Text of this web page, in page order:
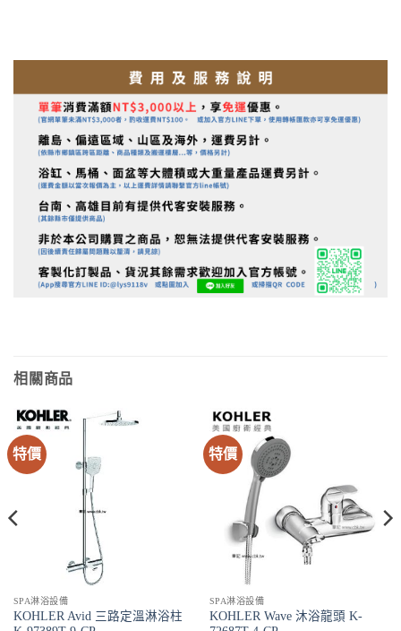
相關商品
特價
SPA淋浴設備
KOHLER Avid 三路定溫淋浴柱
特價
SPA淋浴設備
KOHLER Wave 沐浴龍頭 K-